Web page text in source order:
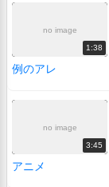
no image
1:38
例のアレ
no image
3:45
アニメ